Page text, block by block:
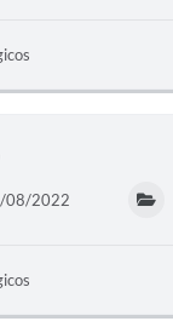
08/2022